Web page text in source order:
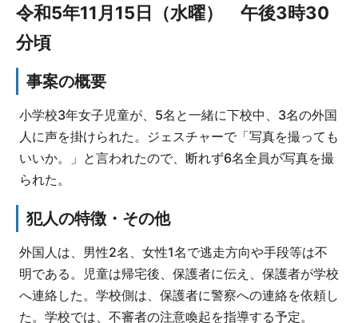
令和5年11月15日（水曜） 午後3時30
分頃
事案の概要
小学校3年女子児童が、5名と一緒に下校中、3名の外国
人に声を掛けられた。ジェスチャーで「写真を撮っても
いいか。」と言われたので、断れず6名全員が写真を撮
られた。
犯人の特徴・その他
外国人は、男性2名、女性1名で逃走方向や手段等は不
明である。児童は帰宅後、保護者に伝え、保護者が学校
へ連絡した。学校側は、保護者に警察への連絡を依頼し
た。学校では、不審者の注意喚起を指導する予定。